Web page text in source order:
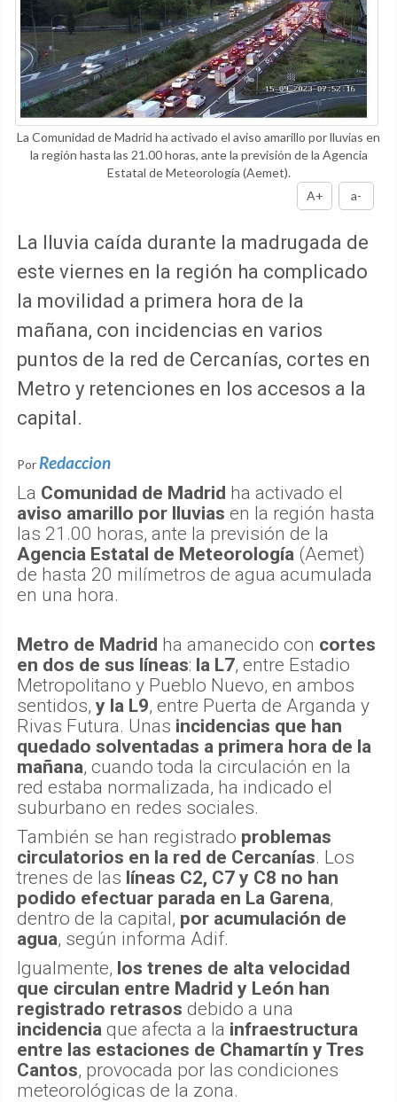
La Comunidad de Madrid ha activado el aviso amarillo por lluvias en
la región hasta las 21.00 horas, ante la previsión de la Agencia
Estatal de Meteorología (Aemet).
A+
a-
La lluvia caída durante la madrugada de
este viernes en la región ha complicado
la movilidad a primera hora de la
mañana, con incidencias en varios
puntos de la red de Cercanías, cortes en
Metro y retenciones en los accesos a la
capital.
Por Redaccion
La Comunidad de Madrid ha activado el
aviso amarillo por lluvias en la región hasta
las 21.00 horas, ante la previsión de la
Agencia Estatal de Meteorología (Aemet)
de hasta 20 milímetros de agua acumulada
en una hora.
Metro de Madrid ha amanecido con cortes
en dos de sus líneas: la L7, entre Estadio
Metropolitano y Pueblo Nuevo, en ambos
sentidos, y la L9, entre Puerta de Arganda y
Rivas Futura. Unas incidencias que han
quedado solventadas a primera hora de la
mañana, cuando toda la circulación en la
red estaba normalizada, ha indicado el
suburbano en redes sociales.
También se han registrado problemas
circulatorios en la red de Cercanías. Los
trenes de las líneas C2, C7 y C8 no han
podido efectuar parada en La Garena,
dentro de la capital, por acumulación de
agua, según informa Adif.
Igualmente, los trenes de alta velocidad
que circulan entre Madrid y León han
registrado retrasos debido a una
incidencia que afecta a la infraestructura
entre las estaciones de Chamartín y Tres
Cantos, provocada por las condiciones
meteorológicas de la zona.